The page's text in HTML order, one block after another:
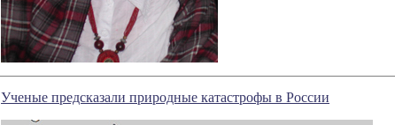
Ученые предсказали природные катастрофы в России